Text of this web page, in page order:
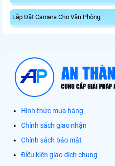
Lắp Đặt Camera Cho Văn Phòng
Hình thức mua hàng
Chính sách giao nhận
Chính sách bảo mật
Điều kiện giao dịch chung